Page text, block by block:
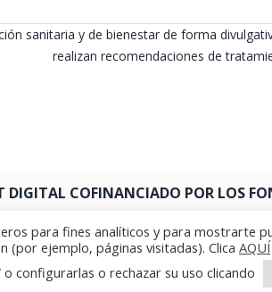
sanitaria y de bienestar de forma
realizan recomendaciones de
DIGITAL COFINANCIADO POR LOS
para fines analíticos y para mostrarte
(por ejemplo, páginas visitadas). Clica AQUÍ
configurarlas o rechazar su uso clicando